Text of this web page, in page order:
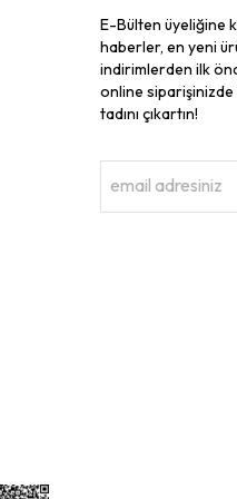
E-Bülten üyeliğine
haberler, en yeni
indirimlerden ilk
online
tadını çıkartın!